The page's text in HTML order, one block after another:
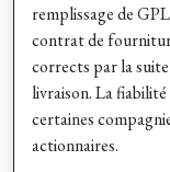
remplissage de
contrat de
corrects par la
livraison. La
certaines
actionnaires.